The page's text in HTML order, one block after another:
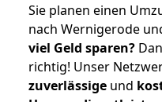
Sie planen einen
nach Wernigerode
viel Geld sparen?
richtig! Unser
zuverlässige und